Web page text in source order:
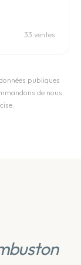
33 ventes
publiques
de nous